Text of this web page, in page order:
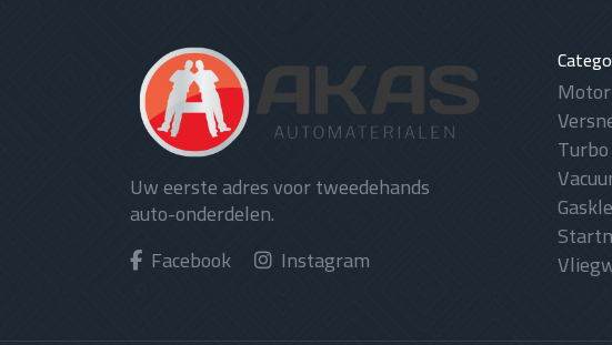
Uw eerste adres voor tweedehands
auto-onderdelen.
Facebook
Instagram
Motor
Turbo